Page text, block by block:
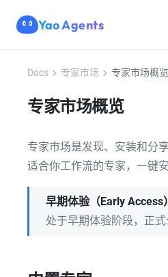
Yao Agents
Docs chevron_right 专家市场 chevron_right 专家市场概览
专家市场概览
专家市场是发现、安装和分
适合你工作流的专家，一键安
早期体验（Early Access
处于早期体验阶段，正式